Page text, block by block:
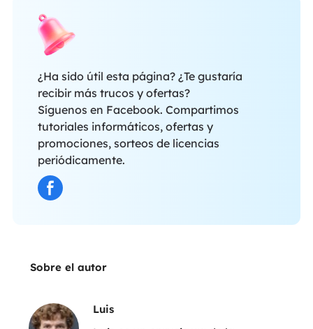
¿Ha sido útil esta página? ¿Te gustaría
recibir más trucos y ofertas?
Síguenos en Facebook. Compartimos
tutoriales informáticos, ofertas y
promociones, sorteos de licencias
periódicamente.
Sobre el autor
Luis